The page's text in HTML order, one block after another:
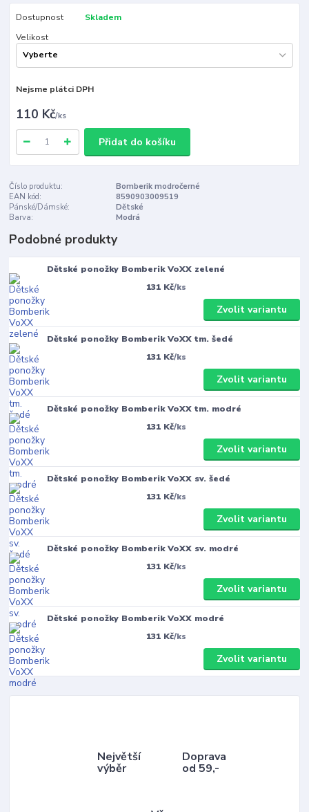
Dostupnost
Skladem
Velikost
Nejsme plátci DPH
110 Kč/ks
Přidat do košíku
Číslo produktu:
Bomberik modročerné
EAN kód:
8590903009519
Pánské/Dámské:
Dětské
Barva:
Modrá
Podobné produkty
Dětské ponožky Bomberik VoXX zelené
131 Kč/ks
Zvolit variantu
Dětské ponožky Bomberik VoXX tm. šedé
131 Kč/ks
Zvolit variantu
Dětské ponožky Bomberik VoXX tm. modré
131 Kč/ks
Zvolit variantu
Dětské ponožky Bomberik VoXX sv. šedé
131 Kč/ks
Zvolit variantu
Dětské ponožky Bomberik VoXX sv. modré
131 Kč/ks
Zvolit variantu
Dětské ponožky Bomberik VoXX modré
131 Kč/ks
Zvolit variantu
Největší
výběr
Doprava
od 59,-